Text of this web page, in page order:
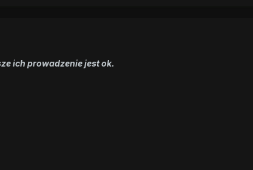
ich prowadzenie jest ok.